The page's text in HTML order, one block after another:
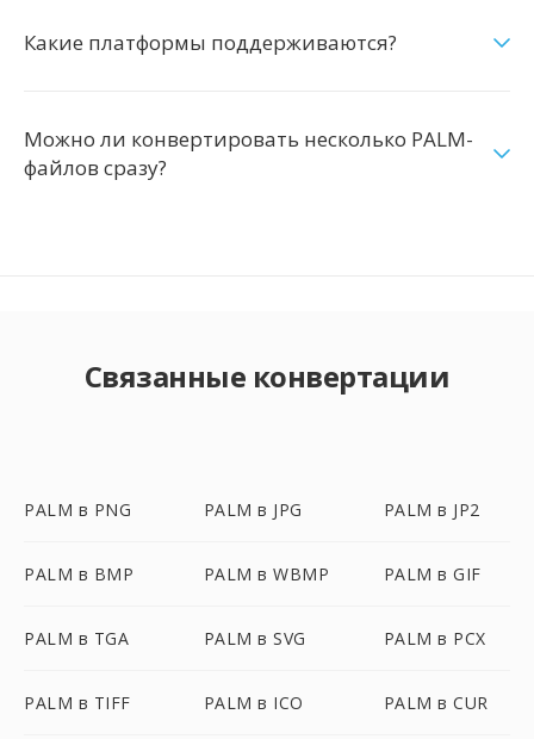
Какие платформы поддерживаются?
Можно ли конвертировать несколько PALM-
файлов сразу?
Связанные конвертации
PALM в PNG PALM в JPG PALM в JP2
PALM в BMP PALM в WBMP PALM в GIF
PALM в TGA PALM в SVG PALM в PCX
PALM в TIFF PALM в ICO PALM в CUR